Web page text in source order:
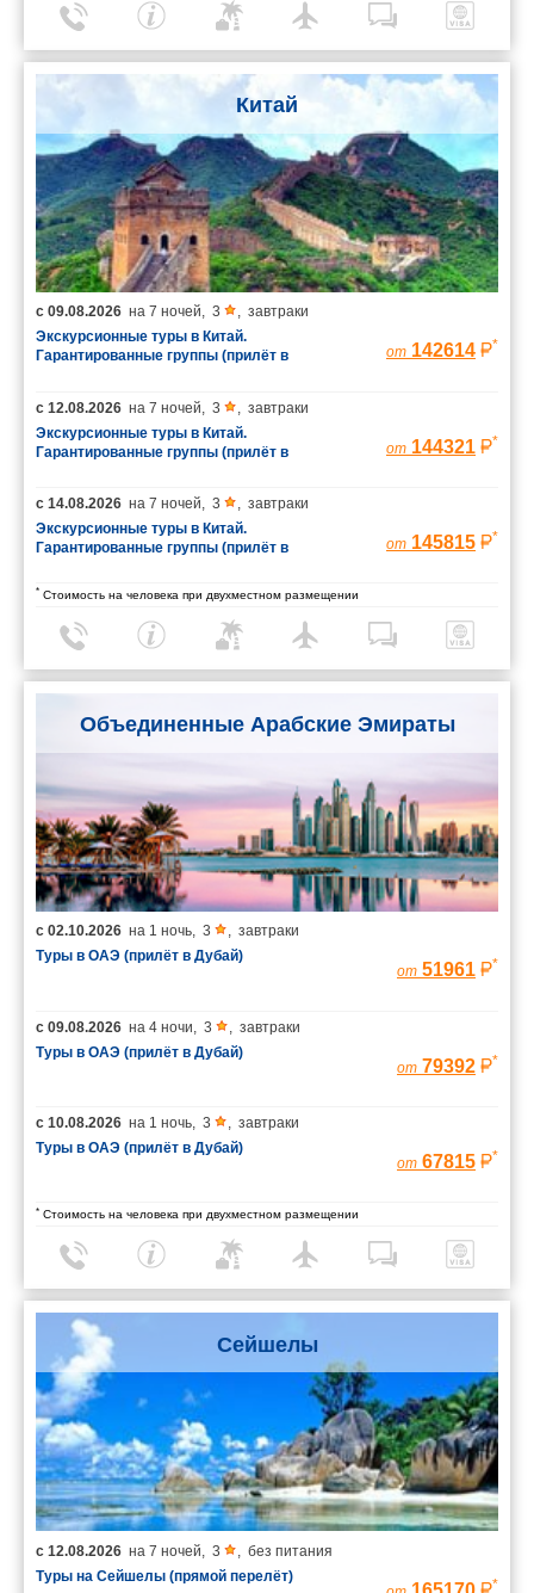
Китай
с 09.08.2026 на 7 ночей, 3 , завтраки
Экскурсионные туры в Китай.
Гарантированные группы (прилёт в
от 142614 *
с 12.08.2026 на 7 ночей, 3 , завтраки
Экскурсионные туры в Китай.
Гарантированные группы (прилёт в
от 144321 *
с 14.08.2026 на 7 ночей, 3 , завтраки
Экскурсионные туры в Китай.
Гарантированные группы (прилёт в
от 145815 *
* Стоимость на человека при двухместном размещении
Объединенные Арабские Эмираты
с 02.10.2026 на 1 ночь, 3 , завтраки
Туры в ОАЭ (прилёт в Дубай)
от 51961 *
с 09.08.2026 на 4 ночи, 3 , завтраки
Туры в ОАЭ (прилёт в Дубай)
от 79392 *
с 10.08.2026 на 1 ночь, 3 , завтраки
Туры в ОАЭ (прилёт в Дубай)
от 67815 *
* Стоимость на человека при двухместном размещении
Сейшелы
с 12.08.2026 на 7 ночей 3
без питания
Туры на Сейшелы (прямой перелёт)
*